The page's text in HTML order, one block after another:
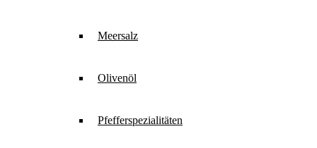
Meersalz
Olivenöl
Pfefferspezialitäten